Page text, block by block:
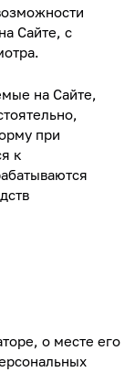
Сайте, с
на Сайте,
при
к
о месте его